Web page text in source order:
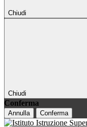
Chiudi
Chiudi
Conferma
Annulla Conferma